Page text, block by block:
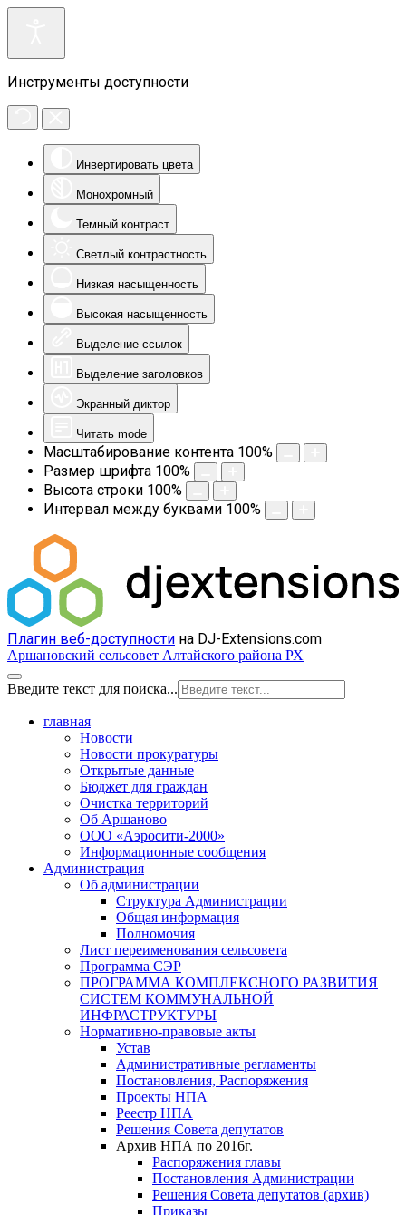
Инструменты доступности
Инвертировать цвета
Монохромный
Темный контраст
Светлый контрастность
Низкая насыщенность
Высокая насыщенность
Выделение ссылок
Выделение заголовков
Экранный диктор
Читать mode
Масштабирование контента 100%
Размер шрифта 100%
Высота строки 100%
Интервал между буквами 100%
Плагин веб-доступности на DJ-Extensions.com
Аршановский сельсовет Алтайского района РХ
Введите текст для поиска...
главная
Новости
Новости прокуратуры
Открытые данные
Бюджет для граждан
Очистка территорий
Об Аршаново
ООО «Аэросити-2000»
Информационные сообщения
Администрация
Об администрации
Структура Администрации
Общая информация
Полномочия
Лист переименования сельсовета
Программа СЭР
ПРОГРАММА КОМПЛЕКСНОГО РАЗВИТИЯ
СИСТЕМ КОММУНАЛЬНОЙ
ИНФРАСТРУКТУРЫ
Нормативно-правовые акты
Устав
Административные регламенты
Постановления, Распоряжения
Проекты НПА
Реестр НПА
Решения Совета депутатов
Архив НПА по 2016г.
Распоряжения главы
Постановления Администрации
Решения Совета депутатов (архив)
Приказы